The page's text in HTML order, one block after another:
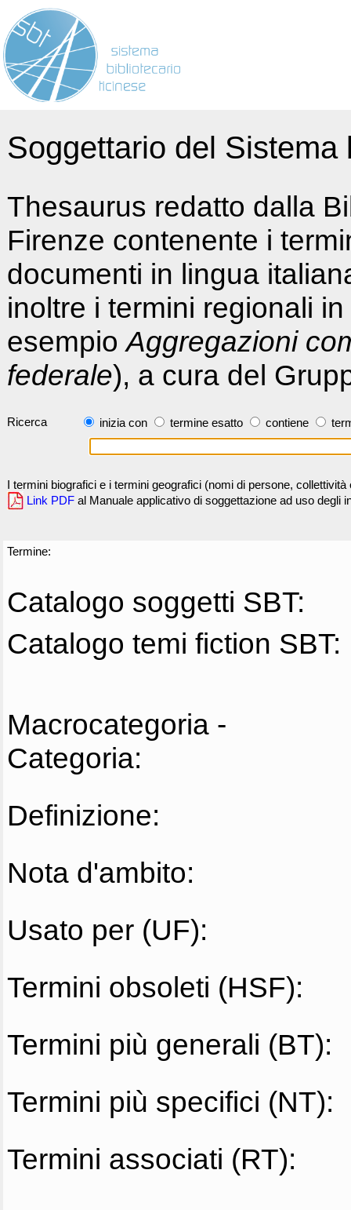
Soggettario del
Thesaurus redatto dalla
Firenze contenente i
documenti in lingua
inoltre i termini regionali
esempioAggregazioni
federale), a cura del
Ricerca inizia con termine esatto contiene
I termini biografici e i termini geografici (nomi di persone,
Link PDF al Manuale applicativo di soggettazione ad uso degli
Termine:
Catalogo soggetti SBT:
Catalogo temi fiction SBT:
Macrocategoria -
Categoria:
Definizione:
Nota d'ambito:
Usato per (UF):
Termini obsoleti (HSF):
Termini più generali (BT):
Termini più specifici (NT):
Termini associati (RT):